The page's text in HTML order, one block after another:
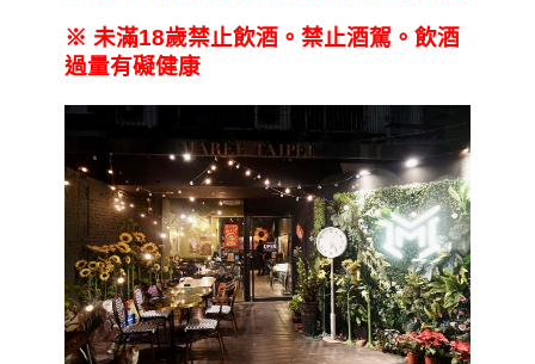
※ 未滿18歲禁止飲酒。禁止酒駕。飲酒
過量有礙健康